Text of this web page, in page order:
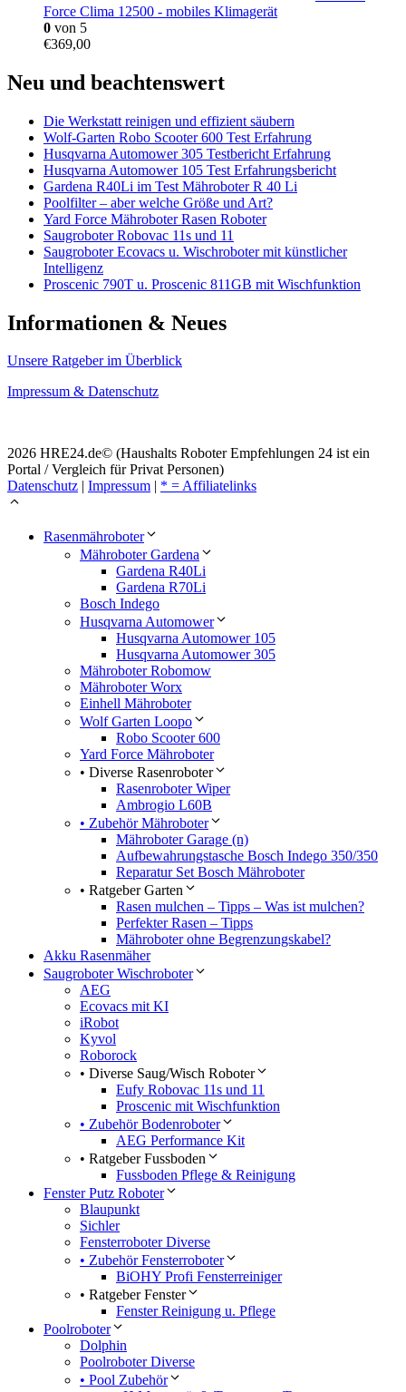
Force Clima 12500 - mobiles Klimagerät
0 von 5
€369,00
Neu und beachtenswert
Die Werkstatt reinigen und effizient säubern
Wolf-Garten Robo Scooter 600 Test Erfahrung
Husqvarna Automower 305 Testbericht Erfahrung
Husqvarna Automower 105 Test Erfahrungsbericht
Gardena R40Li im Test Mähroboter R 40 Li
Poolfilter – aber welche Größe und Art?
Yard Force Mähroboter Rasen Roboter
Saugroboter Robovac 11s und 11
Saugroboter Ecovacs u. Wischroboter mit künstlicher
Intelligenz
Proscenic 790T u. Proscenic 811GB mit Wischfunktion
Informationen & Neues
Unsere Ratgeber im Überblick
Impressum & Datenschutz
2026 HRE24.de© (Haushalts Roboter Empfehlungen 24 ist ein
Portal / Vergleich für Privat Personen)
Datenschutz | Impressum | * = Affiliatelinks
Rasenmähroboter
Mähroboter Gardena
Gardena R40Li
Gardena R70Li
Bosch Indego
Husqvarna Automower
Husqvarna Automower 105
Husqvarna Automower 305
Mähroboter Robomow
Mähroboter Worx
Einhell Mähroboter
Wolf Garten Loopo
Robo Scooter 600
Yard Force Mähroboter
• Diverse Rasenroboter
Rasenroboter Wiper
Ambrogio L60B
• Zubehör Mähroboter
Mähroboter Garage (n)
Aufbewahrungstasche Bosch Indego 350/350
Reparatur Set Bosch Mähroboter
• Ratgeber Garten
Rasen mulchen – Tipps – Was ist mulchen?
Perfekter Rasen – Tipps
Mähroboter ohne Begrenzungskabel?
Akku Rasenmäher
Saugroboter Wischroboter
AEG
Ecovacs mit KI
iRobot
Kyvol
Roborock
• Diverse Saug/Wisch Roboter
Eufy Robovac 11s und 11
Proscenic mit Wischfunktion
• Zubehör Bodenroboter
AEG Performance Kit
• Ratgeber Fussboden
Fussboden Pflege & Reinigung
Fenster Putz Roboter
Blaupunkt
Sichler
Fensterroboter Diverse
• Zubehör Fensterroboter
BiOHY Profi Fensterreiniger
• Ratgeber Fenster
Fenster Reinigung u. Pflege
Poolroboter
Dolphin
Poolroboter Diverse
• Pool Zubehör